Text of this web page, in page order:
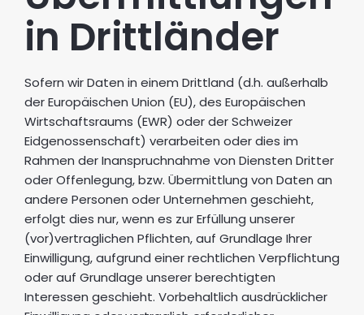
in Drittländer
Sofern wir Daten in einem Drittland (d.h. außerhalb
der Europäischen Union (EU), des Europäischen
Wirtschaftsraums (EWR) oder der Schweizer
Eidgenossenschaft) verarbeiten oder dies im
Rahmen der Inanspruchnahme von Diensten Dritter
oder Offenlegung, bzw. Übermittlung von Daten an
andere Personen oder Unternehmen geschieht,
erfolgt dies nur, wenn es zur Erfüllung unserer
(vor)vertraglichen Pflichten, auf Grundlage Ihrer
Einwilligung, aufgrund einer rechtlichen Verpflichtung
oder auf Grundlage unserer berechtigten
Interessen geschieht. Vorbehaltlich ausdrücklicher